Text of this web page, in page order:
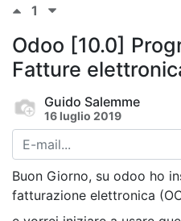
1
Odoo [10.0]
Fatture
Guido Salemme
16 luglio 2019
Buon Giorno, su odoo ho
fatturazione elettronica